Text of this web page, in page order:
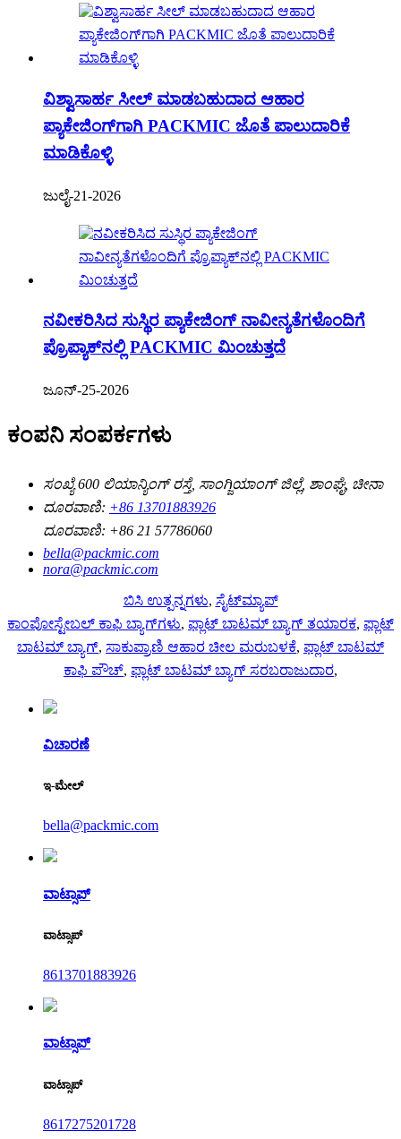
ವಿಶ್ವಾಸಾರ್ಹ ಸೀಲ್ ಮಾಡಬಹುದಾದ ಆಹಾರ
ಪ್ಯಾಕೇಜಿಂಗ್‌ಗಾಗಿ PACKMIC ಜೊತೆ ಪಾಲುದಾರಿಕೆ
ಮಾಡಿಕೊಳ್ಳಿ
ಜುಲೈ-21-2026
ನವೀಕರಿಸಿದ ಸುಸ್ಥಿರ ಪ್ಯಾಕೇಜಿಂಗ್ ನಾವೀನ್ಯತೆಗಳೊಂದಿಗೆ
ಪ್ರೊಪ್ಯಾಕ್‌ನಲ್ಲಿ PACKMIC ಮಿಂಚುತ್ತದೆ
ಜೂನ್-25-2026
ಕಂಪನಿ ಸಂಪರ್ಕಗಳು
ಸಂಖ್ಯೆ 600 ಲಿಯಾನ್ಯಿಂಗ್ ರಸ್ತೆ, ಸಾಂಗ್ಜಿಯಾಂಗ್ ಜಿಲ್ಲೆ, ಶಾಂಘೈ, ಚೀನಾ
ದೂರವಾಣಿ: +86 13701883926
ದೂರವಾಣಿ: +86 21 57786060
bella@packmic.com
nora@packmic.com
ಬಿಸಿ ಉತ್ಪನ್ನಗಳು, ಸೈಟ್‌ಮ್ಯಾಪ್
ಕಾಂಪೋಸ್ಟೇಬಲ್ ಕಾಫಿ ಬ್ಯಾಗ್‌ಗಳು, ಫ್ಲಾಟ್ ಬಾಟಮ್ ಬ್ಯಾಗ್ ತಯಾರಕ, ಫ್ಲಾಟ್
ಬಾಟಮ್ ಬ್ಯಾಗ್, ಸಾಕುಪ್ರಾಣಿ ಆಹಾರ ಚೀಲ ಮರುಬಳಕೆ, ಫ್ಲಾಟ್ ಬಾಟಮ್
ಕಾಫಿ ಪೌಚ್, ಫ್ಲಾಟ್ ಬಾಟಮ್ ಬ್ಯಾಗ್ ಸರಬರಾಜುದಾರ,
ವಿಚಾರಣೆ
ಇ-ಮೇಲ್
bella@packmic.com
ವಾಟ್ಸಾಪ್
ವಾಟ್ಸಾಪ್
8613701883926
ವಾಟ್ಸಾಪ್
ವಾಟ್ಸಾಪ್
8617275201728